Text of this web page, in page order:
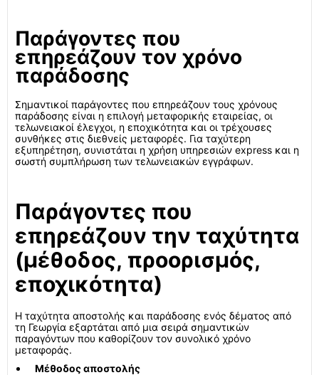
Παράγοντες που
επηρεάζουν τον χρόνο
παράδοσης
Σημαντικοί παράγοντες που επηρεάζουν τους χρόνους
παράδοσης είναι η επιλογή μεταφορικής εταιρείας, οι
τελωνειακοί έλεγχοι, η εποχικότητα και οι τρέχουσες
συνθήκες στις διεθνείς μεταφορές. Για ταχύτερη
εξυπηρέτηση, συνιστάται η χρήση υπηρεσιών express και η
σωστή συμπλήρωση των τελωνειακών εγγράφων.
Παράγοντες που
επηρεάζουν την ταχύτητα
(μέθοδος, προορισμός,
εποχικότητα)
Η ταχύτητα αποστολής και παράδοσης ενός δέματος από
τη Γεωργία εξαρτάται από μια σειρά σημαντικών
παραγόντων που καθορίζουν τον συνολικό χρόνο
μεταφοράς.
Μέθοδος αποστολής